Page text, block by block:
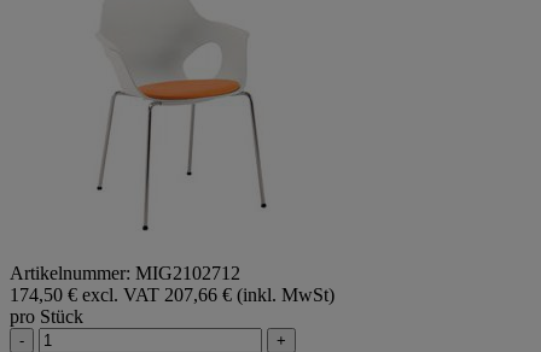
Artikelnummer: MIG2102712
174,50 € excl. VAT 207,66 € (inkl. MwSt)
pro Stück
-
+